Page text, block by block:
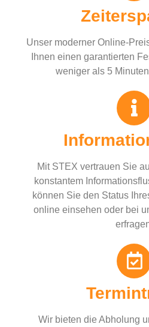
Unser moderner Online-
Ihnen einen garantierten
weniger als 5
Mit STEX vertrauen Sie
konstantem
können Sie den Status
online einsehen oder bei
Wir bieten die Abholung